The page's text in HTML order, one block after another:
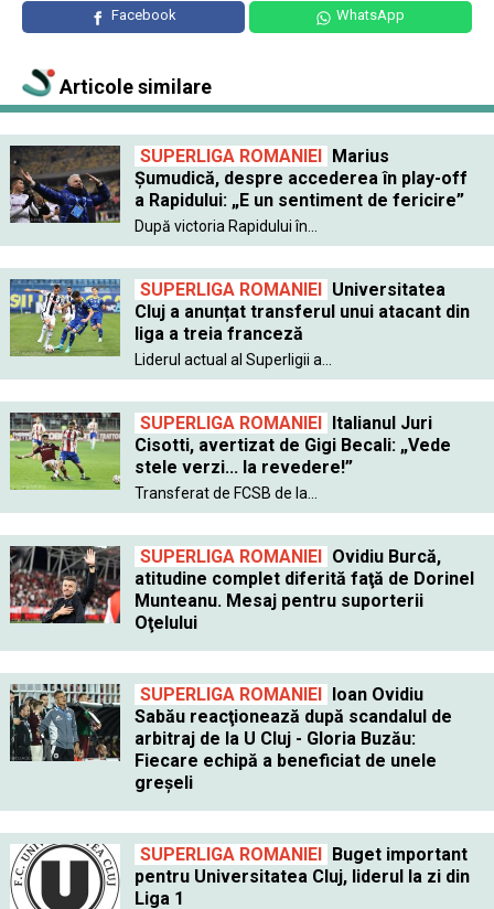
Facebook WhatsApp
Articole similare
SUPERLIGA ROMANIEI Marius
Șumudică, despre accederea în play-off
a Rapidului: „E un sentiment de fericire”
După victoria Rapidului în...
SUPERLIGA ROMANIEI Universitatea
Cluj a anunțat transferul unui atacant din
liga a treia franceză
Liderul actual al Superligii a...
SUPERLIGA ROMANIEI Italianul Juri
Cisotti, avertizat de Gigi Becali: „Vede
stele verzi... la revedere!”
Transferat de FCSB de la...
SUPERLIGA ROMANIEI Ovidiu Burcă,
atitudine complet diferită faţă de Dorinel
Munteanu. Mesaj pentru suporterii
Oţelului
SUPERLIGA ROMANIEI Ioan Ovidiu
Sabău reacţionează după scandalul de
arbitraj de la U Cluj - Gloria Buzău:
Fiecare echipă a beneficiat de unele
greşeli
SUPERLIGA ROMANIEI Buget important
pentru Universitatea Cluj, liderul la zi din
Liga 1